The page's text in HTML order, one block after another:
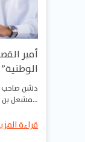
أمير
مشعل بن…
قراءة